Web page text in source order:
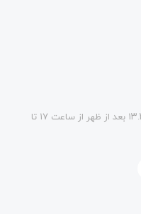
شنبه تا پنجشنبه، از ساعت ۱۰:۳۰صبح تا ۱۳.۳۰ بعد از ظهر از ساعت ۱۷ تا